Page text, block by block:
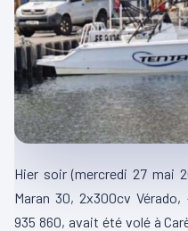
Hier soir (mercredi 27 mai
Maran 30, 2x300cv
935 860, avait été volé à